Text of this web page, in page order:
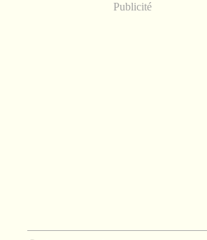
Publicité